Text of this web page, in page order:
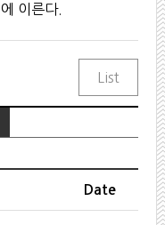
이른다.
Date